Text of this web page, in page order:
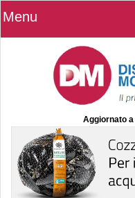
Menu
Aggiornato a